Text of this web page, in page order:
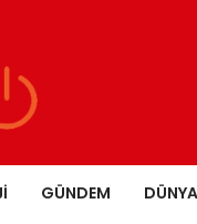
GÜNDEM DÜNYA